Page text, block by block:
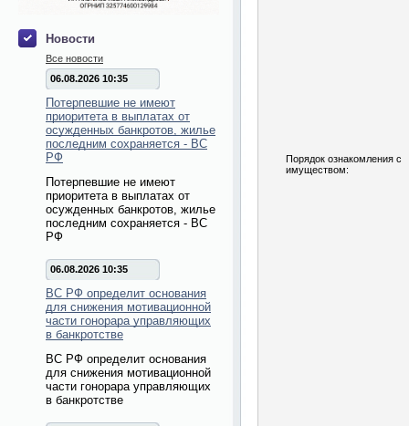
Новости
Все новости
06.08.2026 10:35
Потерпевшие не имеют
приоритета в выплатах от
осужденных банкротов, жилье
последним сохраняется - ВС
РФ
Потерпевшие не имеют
приоритета в выплатах от
осужденных банкротов, жилье
последним сохраняется - ВС
РФ
06.08.2026 10:35
ВС РФ определит основания
для снижения мотивационной
части гонорара управляющих
в банкротстве
ВС РФ определит основания
для снижения мотивационной
части гонорара управляющих
в банкротстве
Порядок ознакомления с
имуществом: